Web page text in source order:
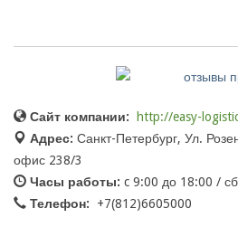
Сайт компании:
http://easy-
Адрес: Санкт-Петербург, Ул.
офис 238/3
Часы работы: c 9:00 до 18:00 /
Телефон:
+7(812)6605000